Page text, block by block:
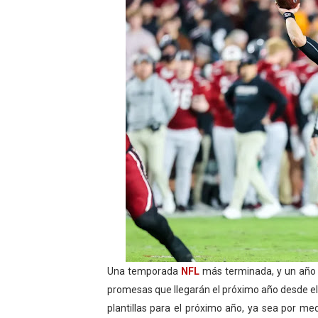
Campeonato de Europa
Campeonato de Europa
Mundial de lacrosse
Máxima celebración en el
Mundial de esgrima 2026
Raquel Rodriguez es la
Athletes Unlimited
Mundial de piragüismo
AEW - Willow al fin es
Tour de Francia
Una temporada NFLmás terminada, y un
promesas que llegarán el próximo año desde el
plantillas para el próximo año, ya sea por